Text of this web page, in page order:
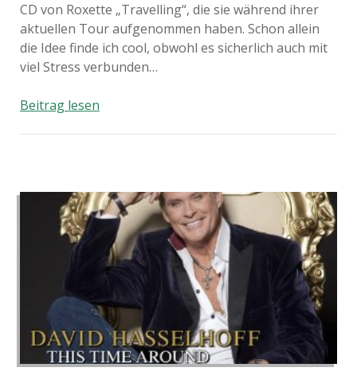
CD von Roxette „Travelling“, die sie während ihrer
aktuellen Tour aufgenommen haben. Schon allein
die Idee finde ich cool, obwohl es sicherlich auch mit
viel Stress verbunden…
Beitrag lesenRoxette